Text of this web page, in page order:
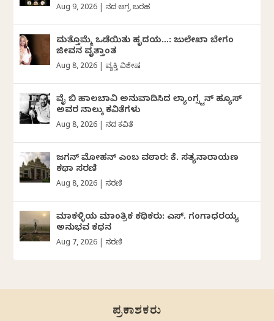
Aug 9, 2026 ದಿನದ ಅಗ್ರ ಬರಹ
ಮತ್ತೊಮ್ಮೆ ಒಡೆಯಿತು ಹೃದಯ…: ಜುಲೇಖಾ ಬೇಗಂ
ಜೀವನ ವೃತ್ತಾಂತ
Aug 8, 2026 ವ್ಯಕ್ತಿ ವಿಶೇಷ
ವೈ ಬಿ ಹಾಲಬಾವಿ ಅನುವಾದಿಸಿದ ಲ್ಯಾಂಗ್ಸ್ಟನ್ ಹ್ಯೂಸ್
ಅವರ ನಾಲ್ಕು ಕವಿತೆಗಳು
Aug 8, 2026 ದಿನದ ಕವಿತೆ
ಜಗನ್‌ ಮೋಹನ್‌ ಎಂಬ ವಠಾರ: ಕೆ. ಸತ್ಯನಾರಾಯಣ
ಕಥಾ ಸರಣಿ
Aug 8, 2026 ಸರಣಿ
ಮಾಕಳ್ಳಿಯ ಮಾಂತ್ರಿಕ ಕಥಿಕರು: ಎಸ್. ಗಂಗಾಧರಯ್ಯ
ಅನುಭವ ಕಥನ
Aug 7, 2026 ಸರಣಿ
ಪ್ರಕಾಶಕರು